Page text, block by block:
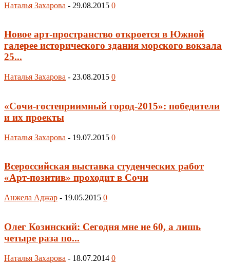
Наталья Захарова - 29.08.2015 0
Новое арт-пространство откроется в Южной
галерее исторического здания морского вокзала
25...
Наталья Захарова - 23.08.2015 0
«Сочи-гостеприимный город-2015»: победители
и их проекты
Наталья Захарова - 19.07.2015 0
Всероссийская выставка студенческих работ
«Арт-по­зи­тив» проходит в Сочи
Анжела Аджар - 19.05.2015 0
Олег Козинский: Сегодня мне не 60, а лишь
четыре раза по...
Наталья Захарова - 18.07.2014 0